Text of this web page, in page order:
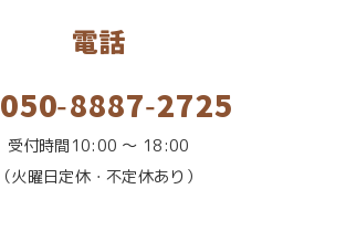
電話
050-8887-2725
受付時間10:00 〜 18:00
（火曜日定休・不定休あり）